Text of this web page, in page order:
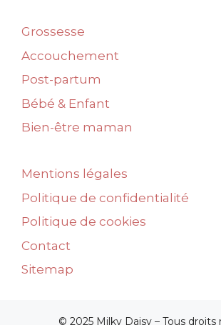
Grossesse
Accouchement
Post-partum
Bébé & Enfant
Bien-être maman
Mentions légales
Politique de confidentialité
Politique de cookies
Contact
Sitemap
© 2025 Milky Daisy – Tous droits